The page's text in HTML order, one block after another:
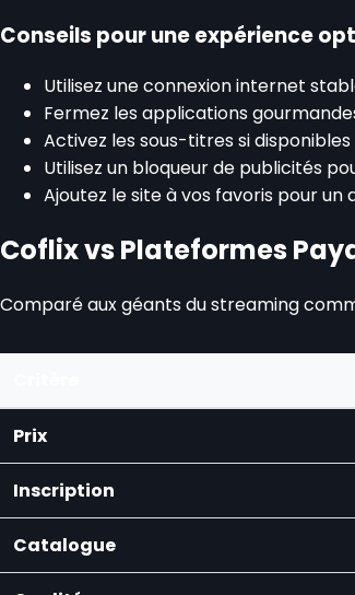
Conseils pour une expérience
Utilisez une connexion internet
Fermez les applications
Activez les sous-titres si
Utilisez un bloqueur de publicités
Ajoutez le site à vos favoris pour un
Coflix vs Plateformes
Comparé aux géants du streaming
Prix
Inscription
Catalogue